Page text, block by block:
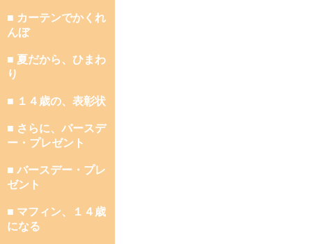
■ カーテンでかくれ
んぼ
■ 夏だから、ひまわ
り
■ １４歳の、表彰状
■ さらに、バースデ
ー・プレゼント
■ バースデー・プレ
ゼント
■ マフィン、１４歳
になる